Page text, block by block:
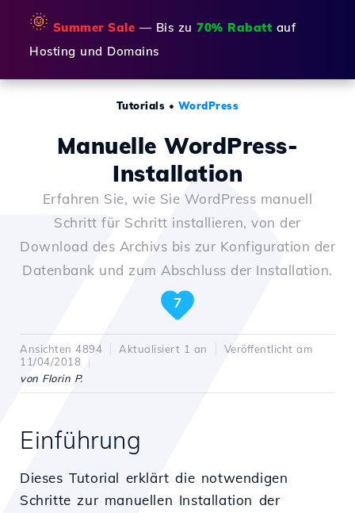
🌞 Summer Sale — Bis zu 70% Rabatt auf
Hosting und Domains
Tutorials • WordPress
Manuelle WordPress-
Installation
Erfahren Sie, wie Sie WordPress manuell
Schritt für Schritt installieren, von der
Download des Archivs bis zur Konfiguration der
Datenbank und zum Abschluss der Installation.
7
Ansichten 4894 Aktualisiert 1 an
Veröffentlicht am
11/04/2018
von Florin P.
Einführung
Dieses Tutorial erklärt die notwendigen
Schritte zur manuellen Installation der